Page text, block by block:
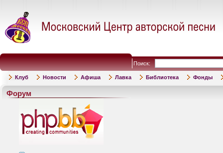
Поиск:
Клуб Новости Афиша Лавка Библиотека Фонды
Форум